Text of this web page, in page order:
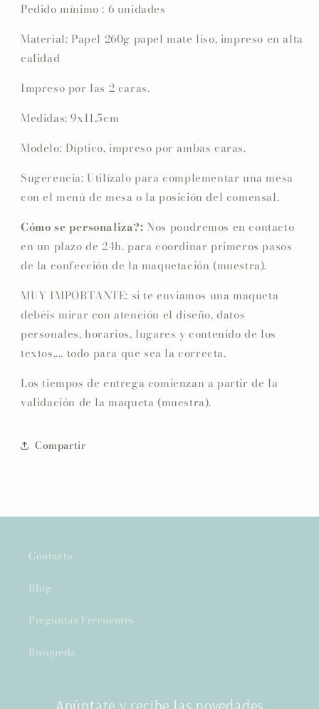
Pedido mínimo : 6 unidades
Material: Papel 260g papel mate liso, impreso en alta
calidad
Impreso por las 2 caras.
Medidas: 9x11,5cm
Modelo: Díptico, impreso por ambas caras.
Sugerencia: Utilízalo para complementar una mesa
con el menú de mesa o la posición del comensal.
Cómo se personaliza?: Nos pondremos en contacto
en un plazo de 24h. para coordinar primeros pasos
de la confección de la maquetación (muestra).
MUY IMPORTANTE: si te enviamos una maqueta
debéis mirar con atención el diseño, datos
personales, horarios, lugares y contenido de los
textos,... todo para que sea la correcta.
Los tiempos de entrega comienzan a partir de la
validación de la maqueta (muestra).
Compartir
Contacto
Blog
Preguntas Frecuentes
Busqueda